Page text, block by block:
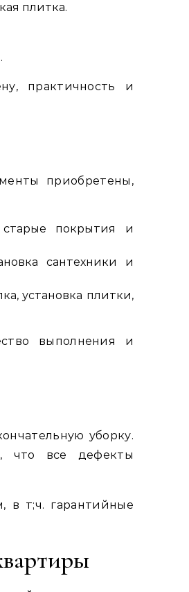
плитка.
практичность и
приобретены,
покрытия и
сантехники и
установка плитки,
выполнения и
уборку.
что все дефекты
в т;ч. гарантийные